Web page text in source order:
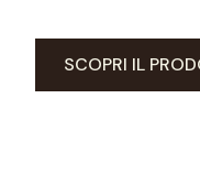
SCOPRI IL